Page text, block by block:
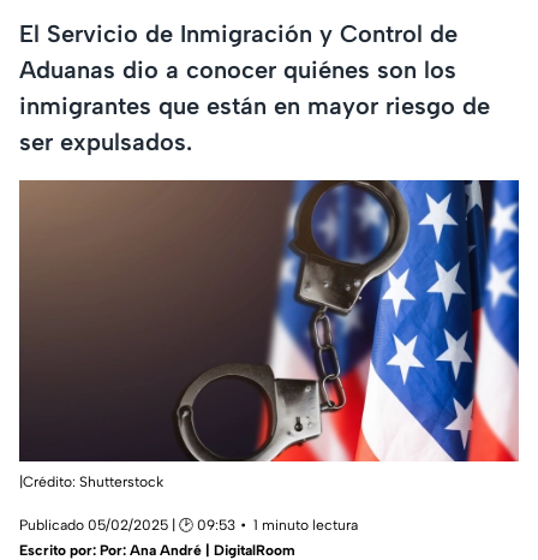
El Servicio de Inmigración y Control de
Aduanas dio a conocer quiénes son los
inmigrantes que están en mayor riesgo de
ser expulsados.
|Crédito: Shutterstock
Publicado 05/02/2025 | 🕑 09:53
1 minuto lectura
Escrito por: Por: Ana André | DigitalRoom